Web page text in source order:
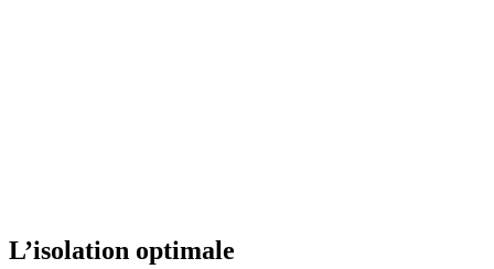
L’isolation optimale